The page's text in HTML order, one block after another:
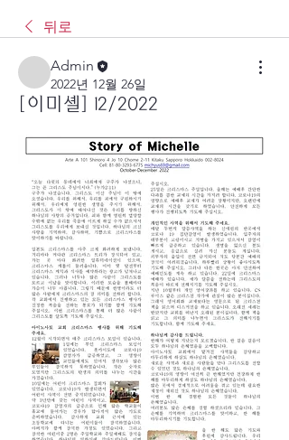
뒤로
Admin
2022년 12월 26일
[이미셸] 12/2022